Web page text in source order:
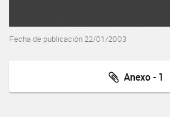
Fecha de publicación 22/01/2003
Anexo - 1